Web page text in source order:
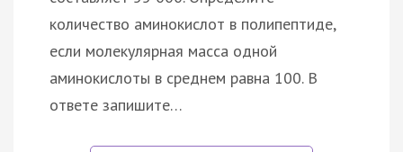
количество аминокислот в полипептиде,
если молекулярная масса одной
аминокислоты в среднем равна 100. В
ответе запишите…